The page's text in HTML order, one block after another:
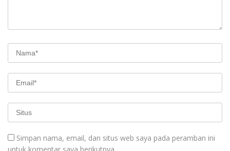
Simpan nama, email, dan situs web saya pada peramban ini